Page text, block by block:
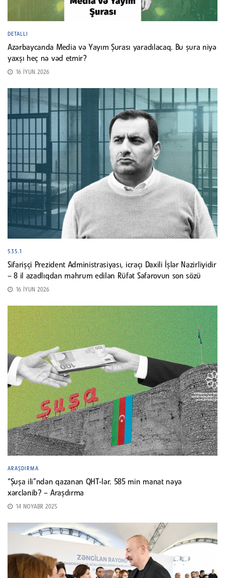
DETALLI
Azərbaycanda Media və Yayım Şurası yaradılacaq. Bu şura niyə
yaxşı heç nə vəd etmir?
16 İYUN 2026
535.1
Sifarişçi Prezident Administrasiyası, icraçı Daxili İşlər Nazirliyidir
– 8 il azadlıqdan məhrum edilən Rüfət Səfərovun son sözü
16 İYUN 2026
ARAŞDIRMA
“Şuşa ili”ndən qazanan QHT-lər. 585 min manat nəyə
xərclənib? – Araşdırma
14 NOYABR 2025